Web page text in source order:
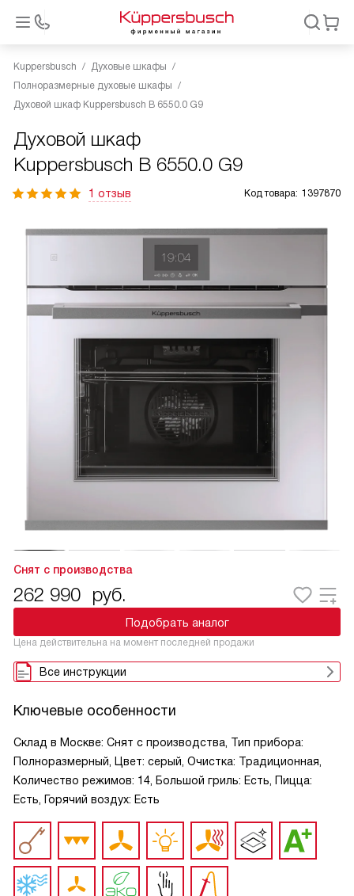
Kuppersbusch
Духовые шкафы
Полноразмерные духовые шкафы
Духовой шкаф Kuppersbusch B 6550.0 G9
Духовой шкаф
Kuppersbusch B 6550.0 G9
1 отзыв Код товара: 1397870
Снят с производства
262 990 руб.
Подобрать аналог
Цена действительна на момент последней продажи
Все инструкции
Ключевые особенности
Склад в Москве: Снят с производства, Тип прибора:
Полноразмерный, Цвет: серый, Очистка: Традиционная,
Количество режимов: 14, Большой гриль: Есть, Пицца:
Есть, Горячий воздух: Есть